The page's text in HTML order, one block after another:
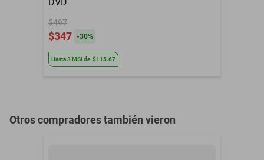
$497
$347 -30%
Hasta3 MSIde $115.67
Otros compradores también vieron